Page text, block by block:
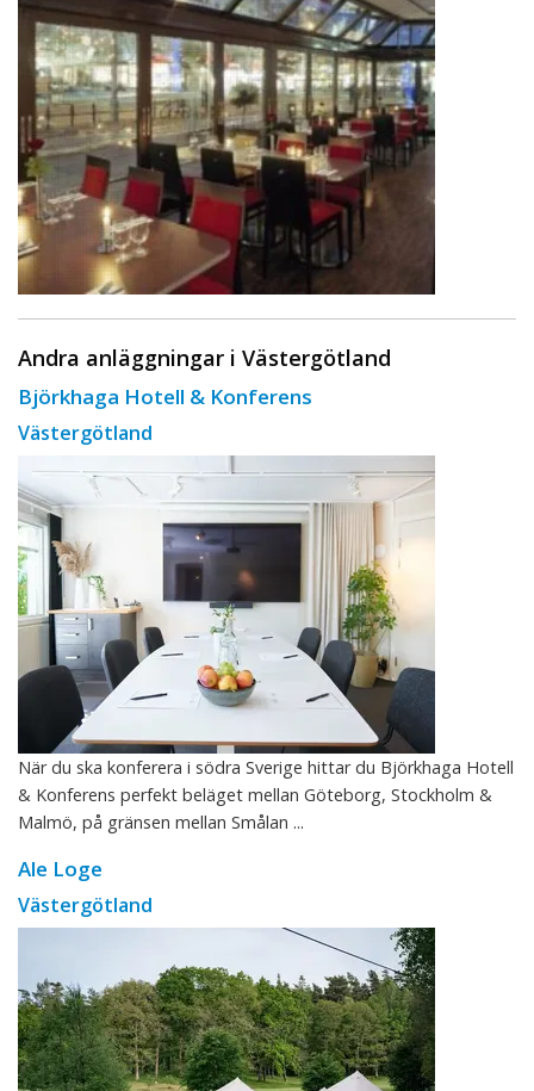
Andra anläggningar i Västergötland
Björkhaga Hotell & Konferens
Västergötland
När du ska konferera i södra Sverige hittar du Björkhaga Hotell
& Konferens perfekt beläget mellan Göteborg, Stockholm &
Malmö, på gränsen mellan Smålan ...
Ale Loge
Västergötland